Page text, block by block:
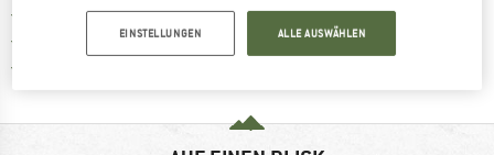
100 Tage RückgaberechtGehe hier zu den Rückgabe-
Kauf auf RechnungFinde die Zahlungs-Infos hier! Öffnet
EINSTELLUNGEN ALLE AUSWÄHLEN